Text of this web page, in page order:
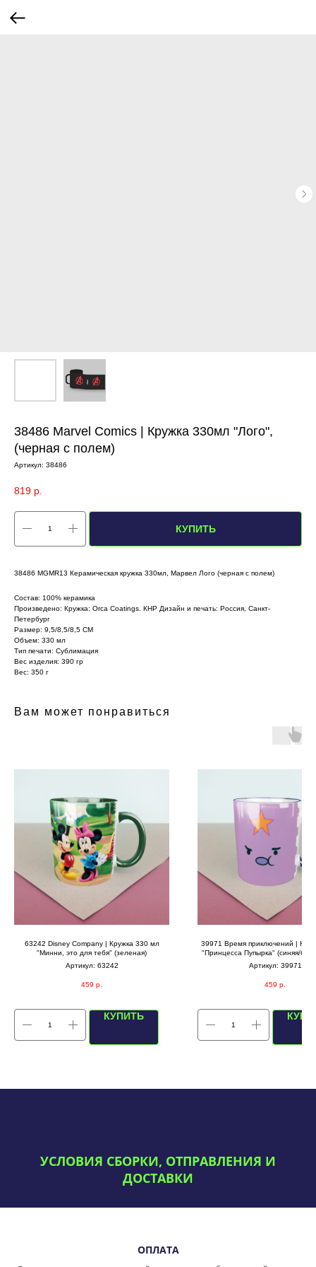
38486 Marvel Comics | Кружка 330мл "Лого",
(черная с полем)
Артикул: 38486
819 р.
КУПИТЬ
38486 MGMR13 Керамическая кружка 330мл, Марвел Лого (черная с полем)
Состав: 100% керамика
Произведено: Кружка: Orca Coatings. КНР Дизайн и печать: Россия, Санкт-
Петербург
Размер: 9,5/8,5/8,5 СМ
Объем: 330 мл
Тип печати: Сублимация
Вес изделия: 390 гр
Вес: 350 г
Вам может понравиться
63242 Disney Company | Кружка 330 мл
"Минни, это для тебя" (зеленая)
Артикул: 63242
459 р.
КУПИТЬ
39971 Время приключений |
"Принцесса Пупырка" (синяя/
Артикул: 39971
459 р.
УСЛОВИЯ СБОРКИ, ОТПРАВЛЕНИЯ И
ДОСТАВКИ
ОПЛАТА